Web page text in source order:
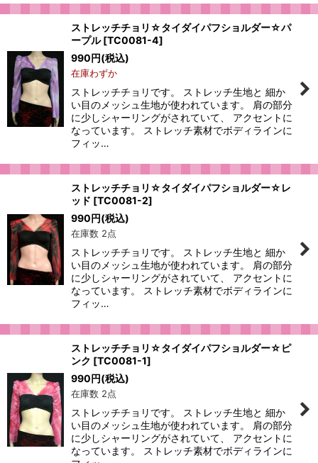
ストレッチチョリ☆タイダイパフショルダー☆パ
ープル [TC0081-4]
990円(税込)
在庫わずか
ストレッチチョリです。 ストレッチ生地と 細か
い目のメッシュ生地が使われています。 肩の部分
に少しシャーリングがされていて、 アクセントに
なっています。 ストレッチ素材でボディラインに
フィッ…
ストレッチチョリ☆タイダイパフショルダー☆レ
ッド [TC0081-2]
990円(税込)
在庫数 2点
ストレッチチョリです。 ストレッチ生地と 細か
い目のメッシュ生地が使われています。 肩の部分
に少しシャーリングがされていて、 アクセントに
なっています。 ストレッチ素材でボディラインに
フィッ…
ストレッチチョリ☆タイダイパフショルダー☆ピ
ンク [TC0081-1]
990円(税込)
在庫数 2点
ストレッチチョリです。 ストレッチ生地と 細か
い目のメッシュ生地が使われています。 肩の部分
に少しシャーリングがされていて、 アクセントに
なっています。 ストレッチ素材でボディラインに